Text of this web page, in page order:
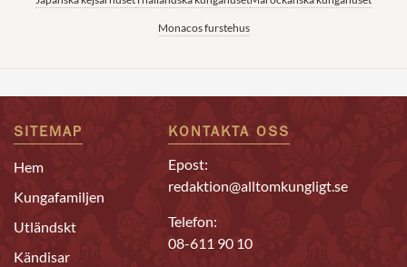
Monacos furstehus
SITEMAP
Hem
Kungafamiljen
Utländskt
Kändisar
KONTAKTA OSS
Epost:
redaktion@alltomkungligt.se
Telefon:
08-611 90 10